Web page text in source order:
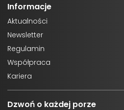
Informacje
Aktualności
Newsletter
Regulamin
Współpraca
Kariera
Dzwoń o każdej porze